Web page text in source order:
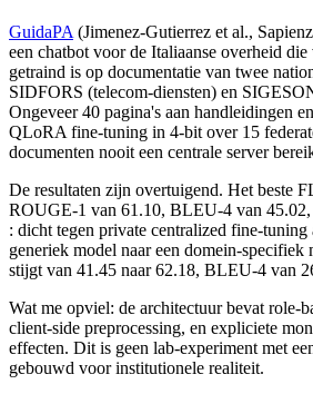
GuidaPA (Jimenez-Gutierrez et al.,
een chatbot voor de Italiaanse overheid
getraind is op documentatie van twee
SIDFORS (telecom-diensten) en
Ongeveer 40 pagina's aan handleidingen
QLoRA fine-tuning in 4-bit over 15
documenten nooit een centrale server
De resultaten zijn overtuigend. Het beste
ROUGE-1 van 61.10, BLEU-4 van
: dicht tegen private centralized fine-tuning
generiek model naar een domein-
stijgt van 41.45 naar 62.18, BLEU-4 van
Wat me opviel: de architectuur bevat role-
client-side preprocessing, en expliciete
effecten. Dit is geen lab-experiment met
gebouwd voor institutionele realiteit.